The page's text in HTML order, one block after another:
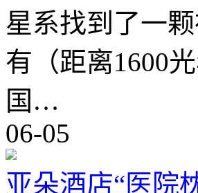
星系找到了一
有（距离1600
国…
06-05
亚朵酒店“医院